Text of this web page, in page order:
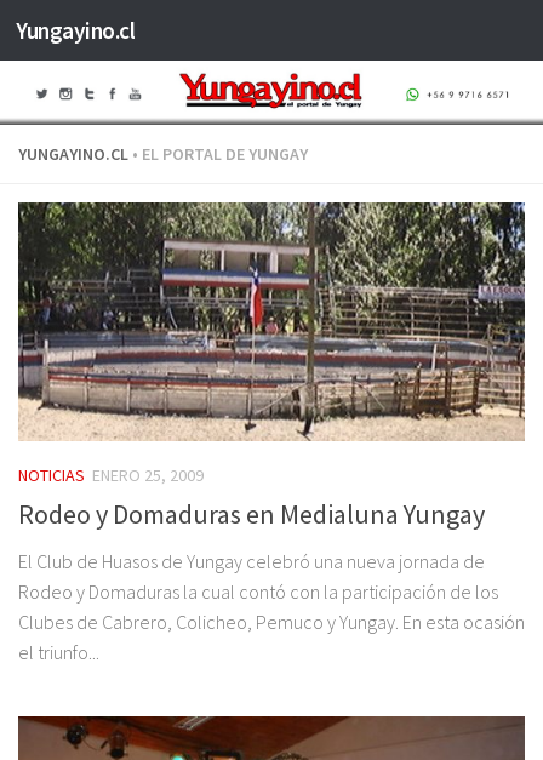
Saltar al contenido
Yungayino.cl
YUNGAYINO.CL • EL PORTAL DE YUNGAY
NOTICIAS ENERO 25, 2009
Rodeo y Domaduras en Medialuna Yungay
El Club de Huasos de Yungay celebró una nueva jornada de
Rodeo y Domaduras la cual contó con la participación de los
Clubes de Cabrero, Colicheo, Pemuco y Yungay. En esta ocasión
el triunfo...